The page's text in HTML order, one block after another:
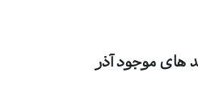
های موجود آذر